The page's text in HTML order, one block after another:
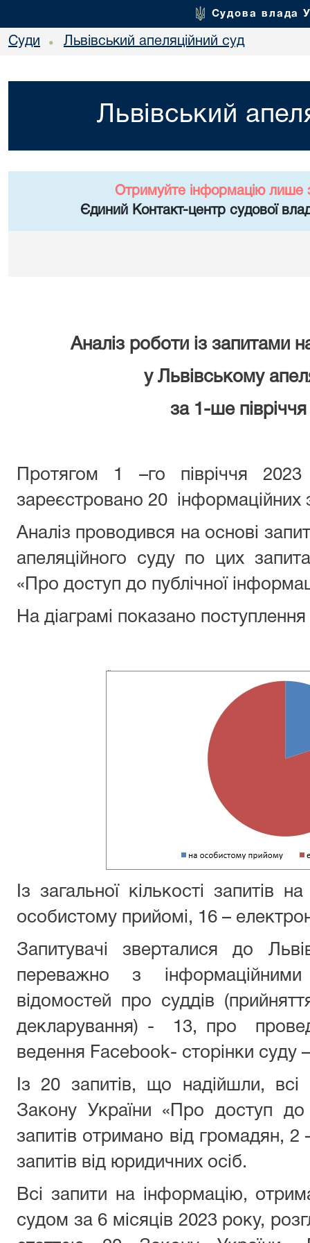
Судова влада
Суди • Львівський апеляційний суд
Львівський
Отримуйте інформацію лише
Єдиний Контакт-центр судової
Аналіз роботи із запитами
у Львівському
за 1-ше
Протягом 1 –го півріччя
зареєстровано 20 інформаційних
Аналіз проводився на основі
апеляційного суду по цих
«Про доступ до публічної
На діаграмі показано поступлення
Із загальної кількості запитів
особистому прийомі, 16 –
Запитувачі зверталися до
переважно з
відомостей про суддів
декларування) - 13, про
ведення Facebook- сторінки суду
Із 20 запитів, що надійшли,
Закону України «Про доступ до
запитів отримано від громадян,
запитів від юридичних осіб.
Всі запити на інформацію,
судом за 6 місяців 2023 року,